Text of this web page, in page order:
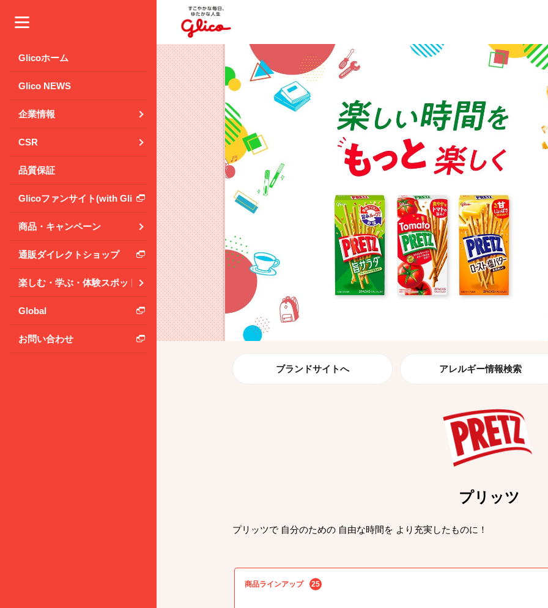
Glicoホーム
Glico NEWS
企業情報
CSR
品質保証
Glicoファンサイト(with Glico Park)
商品・キャンペーン
通販ダイレクトショップ
楽しむ・学ぶ・体験スポット
Global
お問い合わせ
ブランドサイトへ アレルギー情報検索
プリッツ
プリッツで 自分のための 自由な時間を より充実したものに！
商品ラインアップ 25